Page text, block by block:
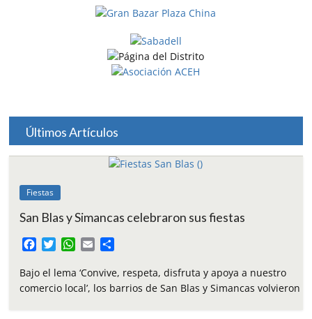
Últimos Artículos
Fiestas
San Blas y Simancas celebraron sus fiestas
F
c
e
T
i
t
W
a
t
E
a
i
m
p
Bajo el lema ‘Convive, respeta, disfruta y apoya a nuestro
comercio local’, los barrios de San Blas y Simancas volvieron